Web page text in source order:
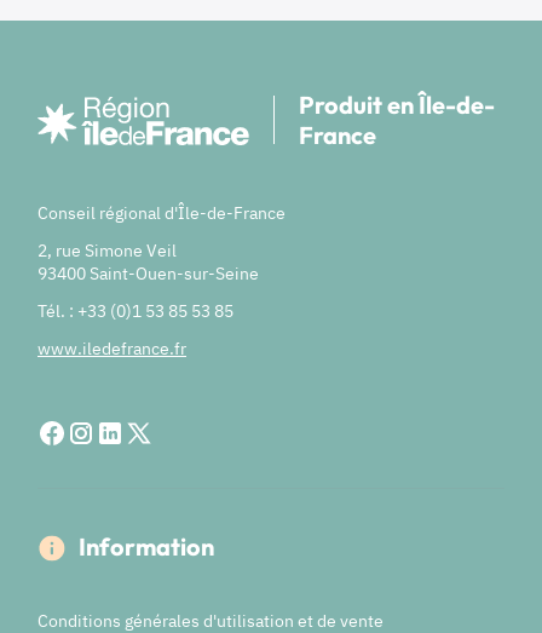
Produit en Île-de-
France
Conseil régional d'Île-de-France
2, rue Simone Veil
93400 Saint-Ouen-sur-Seine
Tél. : +33 (0)1 53 85 53 85
www.iledefrance.fr
Information
Conditions générales d'utilisation et de vente